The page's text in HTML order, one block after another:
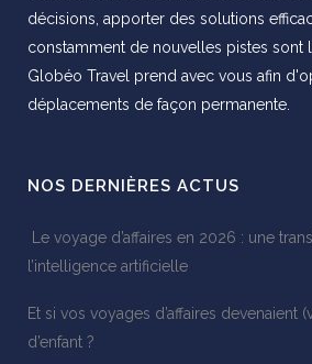
décisions, apporter des solutions
constamment de nouvelles pistes sont
Globéo Travel prend avec vous afin
déplacements de façon permanente.
NOS DERNIÈRES ACTUS
Le voyage d’affaires en 2026 : une
l’intelligence artificielle
Et si vos voyages d’affaires devenaient
d’enfant ?